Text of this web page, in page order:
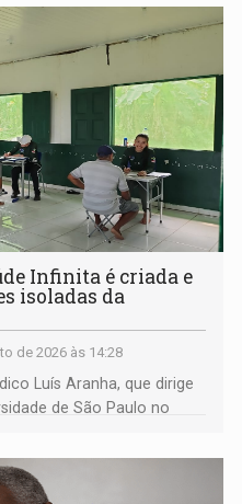
Infinita é criada e
isoladas da
de 2026 às 14:28
Luís Aranha, que dirige
de São Paulo no